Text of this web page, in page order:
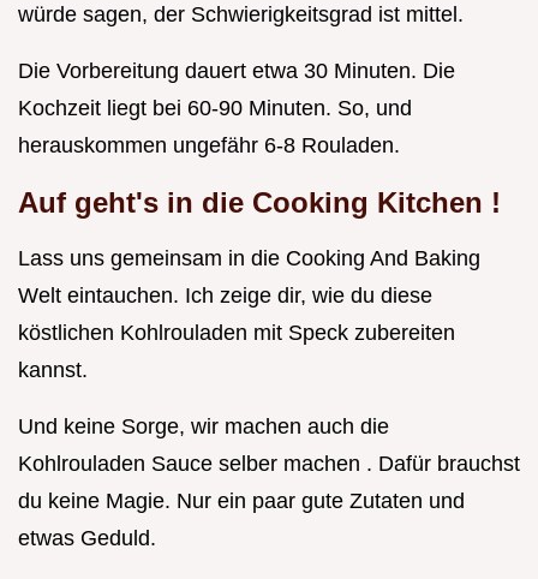
würde sagen, der Schwierigkeitsgrad ist mittel.
Die Vorbereitung dauert etwa 30 Minuten. Die
Kochzeit liegt bei 60-90 Minuten. So, und
herauskommen ungefähr 6-8 Rouladen.
Auf geht's in die Cooking Kitchen !
Lass uns gemeinsam in die Cooking And Baking
Welt eintauchen. Ich zeige dir, wie du diese
köstlichen Kohlrouladen mit Speck zubereiten
kannst.
Und keine Sorge, wir machen auch die
Kohlrouladen Sauce selber machen . Dafür brauchst
du keine Magie. Nur ein paar gute Zutaten und
etwas Geduld.